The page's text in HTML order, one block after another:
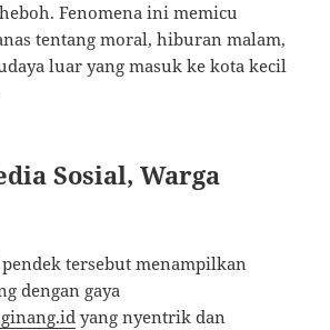
Fenomena ini memicu
tentang moral, hiburan malam,
luar yang masuk ke kota kecil
Sosial, Warga
tersebut menampilkan
dengan gaya
yang nyentrik dan